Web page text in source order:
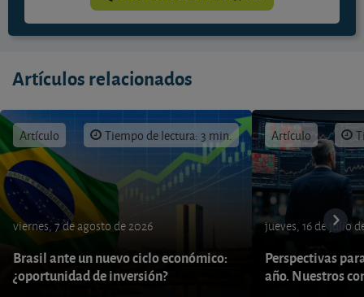
Artículos relacionados
Artículo Tiempo de lectura: 3 min.
viernes, 7 de agosto de 2026
Brasil ante un nuevo ciclo económico:
¿oportunidad de inversión?
Artículo
jueves, 16 de julio
Perspectivas
año. Nuestros